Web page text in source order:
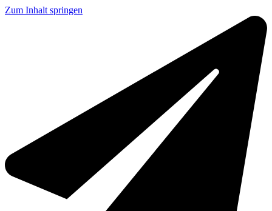
Zum Inhalt springen